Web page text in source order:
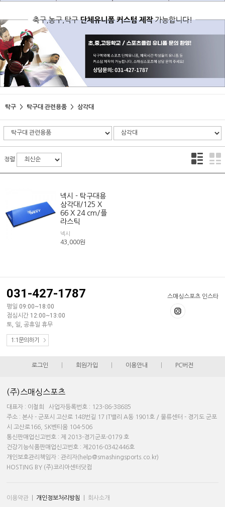
탁구 탁구대 관련용품 삼각대
정렬
넥시 - 탁구대용
삼각대/125 X
66 X 24 cm/플
라스틱
넥시
43,000원
스매싱스포츠 인스타
031-427-1787
평일 09:00~18:00
점심시간 12:00~13:00
토, 일, 공휴일 휴무
1:1문의하기
로그인 회원가입 이용안내 PC버전
(주)스매싱스포츠
대표자 : 이철희 사업자등록번호 : 123-86-38685
주소 : 본사 - 군포시 고산로 148번길 17 IT밸리 A동 1901호 / 물류센터 - 경기도 군포
시 고산로166, SK벤티움 104-506
통신판매업신고번호 : 제 2013-경기군포-0179 호
건강기능식품판매업신고번호 : 제2016-0342446호
개인보호관리책임자 : 관리자(help@smashingsports.co.kr)
HOSTING BY (주)코리아센터닷컴
이용약관 개인정보처리방침 회사소개